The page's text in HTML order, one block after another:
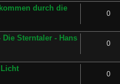
durch die
0
Sterntaler - Hans
0
Licht
0